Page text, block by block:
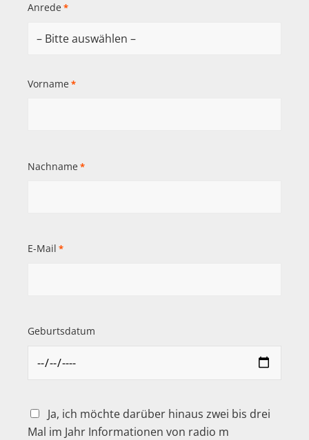
Anrede *
Vorname *
Nachname *
E-Mail *
Geburtsdatum
Ja, ich möchte darüber hinaus zwei bis drei
Mal im Jahr Informationen von radio m